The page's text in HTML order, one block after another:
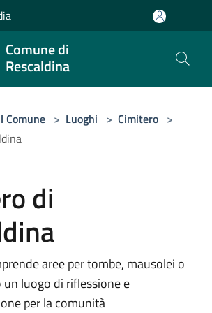
Comune di
Rescaldina
Comune > Luoghi > Cimitero >
di
aree per tombe, mausolei o
un luogo di riflessione e
per la comunità